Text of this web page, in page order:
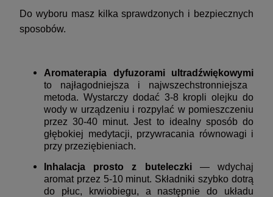
Do wyboru masz kilka sprawdzonych i bezpiecznych
sposobów.
Aromaterapia dyfuzorami ultradźwiękowymi
to najłagodniejsza i najwszechstronniejsza
metoda. Wystarczy dodać 3-8 kropli olejku do
wody w urządzeniu i rozpylać w pomieszczeniu
przez 30-40 minut. Jest to idealny sposób do
głębokiej medytacji, przywracania równowagi i
przy przeziębieniach.
Inhalacja prosto z buteleczki — wdychaj
aromat przez 5-10 minut. Składniki szybko dotrą
do płuc, krwiobiegu, a następnie do układu